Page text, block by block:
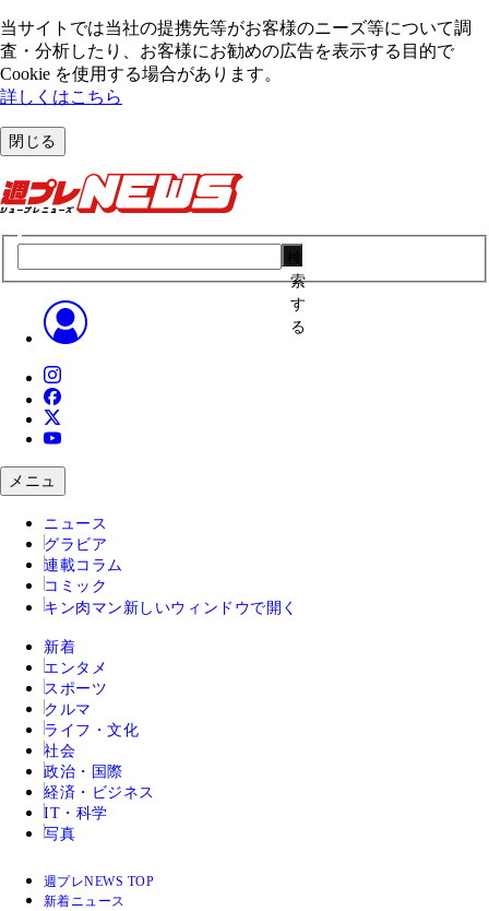
当サイトでは当社の提携先等がお客様のニーズ等について調
査・分析したり、お客様にお勧めの広告を表⽰する⽬的で
Cookie を使⽤する場合があります。
詳しくはこちら
閉じる
索
す
る
メニュ
ニュース
グラビア
連載コラム
コミック
キン肉マン 新しいウィンドウで開く
新着
エンタメ
スポーツ
クルマ
ライフ・文化
社会
政治・国際
経済・ビジネス
IT・科学
写真
週プレNEWS TOP
新着ニュース